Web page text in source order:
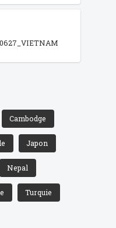
Cambodge
Japon
Nepal
Turquie